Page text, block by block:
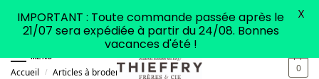
MENU
0
Accueil / Articles à broder Galon / Page 4
IMPORTANT : Toute commande passée après le
21/07 sera expédiée à partir du 24/08. Bonnes
vacances d'été !
X